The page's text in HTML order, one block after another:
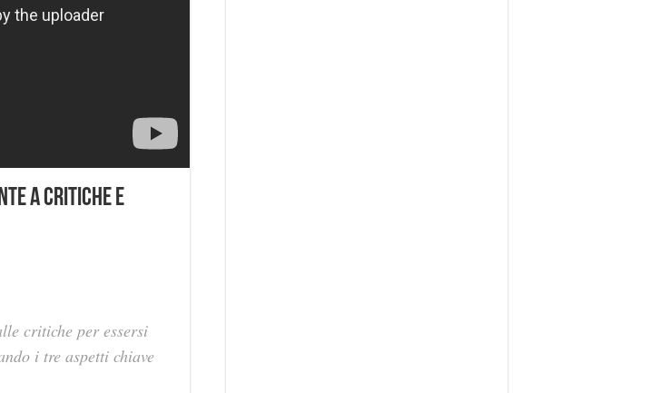
a critiche e
critiche per essersi
i tre aspetti chiave